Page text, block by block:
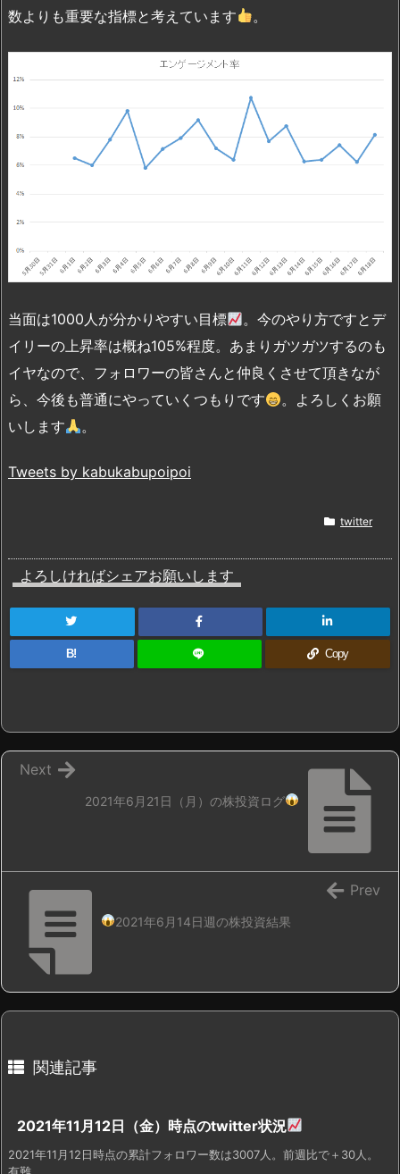
数よりも重要な指標と考えています
。
当面は1000人が分かりやすい目標
。今のやり方ですとデ
イリーの上昇率は概ね105%程度。あまりガツガツするのも
イヤなので、フォロワーの皆さんと仲良くさせて頂きなが
ら、今後も普通にやっていくつもりです
。よろしくお願
いします
。
Tweets by kabukabupoipoi
twitter
よろしければシェアお願いします
B! Copy
2021年6月21日（月）の株投資ログ
Next
2021年6月14日週の株投資結果
Prev
関連記事
2021年11月12日（金）時点のtwitter状況
2021年11月12日時点の累計フォロワー数は3007人。前週比で＋30人。
有難 ...